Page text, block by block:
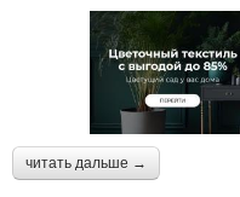
читать дальше →